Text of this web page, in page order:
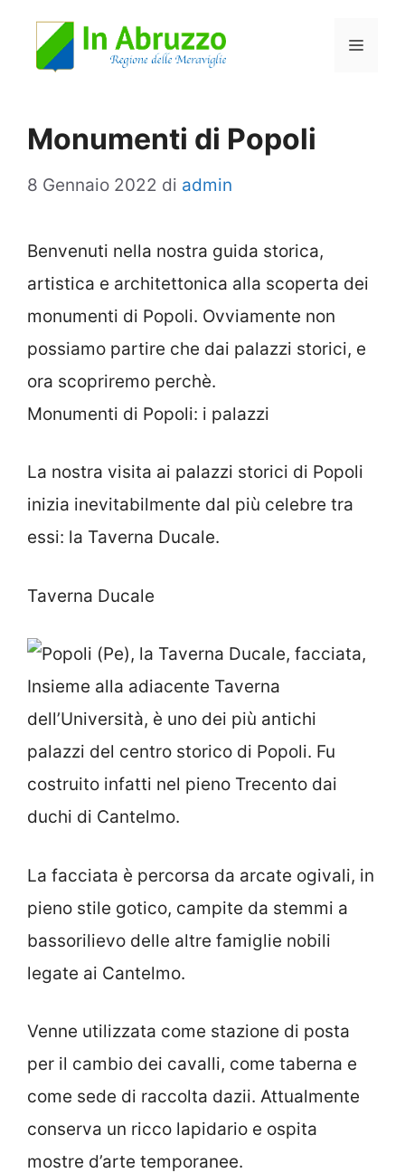
Menu
Monumenti di Popoli
8 Gennaio 2022 di admin
Benvenuti nella nostra guida storica,
artistica e architettonica alla scoperta dei
monumenti di Popoli. Ovviamente non
possiamo partire che dai palazzi storici, e
ora scopriremo perchè.
Monumenti di Popoli: i palazzi
La nostra visita ai palazzi storici di Popoli
inizia inevitabilmente dal più celebre tra
essi: la Taverna Ducale.
Taverna Ducale
Insieme alla adiacente Taverna
dell’Università, è uno dei più antichi
palazzi del centro storico di Popoli. Fu
costruito infatti nel pieno Trecento dai
duchi di Cantelmo.
La facciata è percorsa da arcate ogivali, in
pieno stile gotico, campite da stemmi a
bassorilievo delle altre famiglie nobili
legate ai Cantelmo.
Venne utilizzata come stazione di posta
per il cambio dei cavalli, come taberna e
come sede di raccolta dazii. Attualmente
conserva un ricco lapidario e ospita
mostre d’arte temporanee.